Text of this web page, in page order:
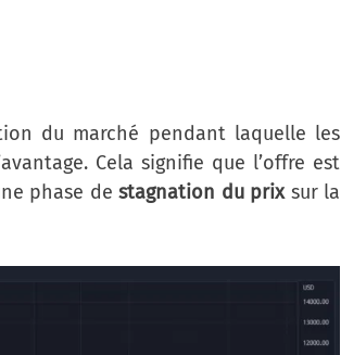
du marché pendant laquelle les
Cela signifie que l’offre est
phase destagnation du prixsur la